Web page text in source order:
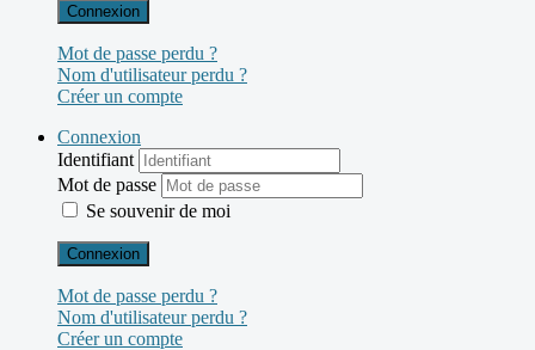
Connexion
Mot de passe perdu ?
Nom d'utilisateur perdu ?
Créer un compte
Connexion
Identifiant
Mot de passe
Se souvenir de moi
Connexion
Mot de passe perdu ?
Nom d'utilisateur perdu ?
Créer un compte